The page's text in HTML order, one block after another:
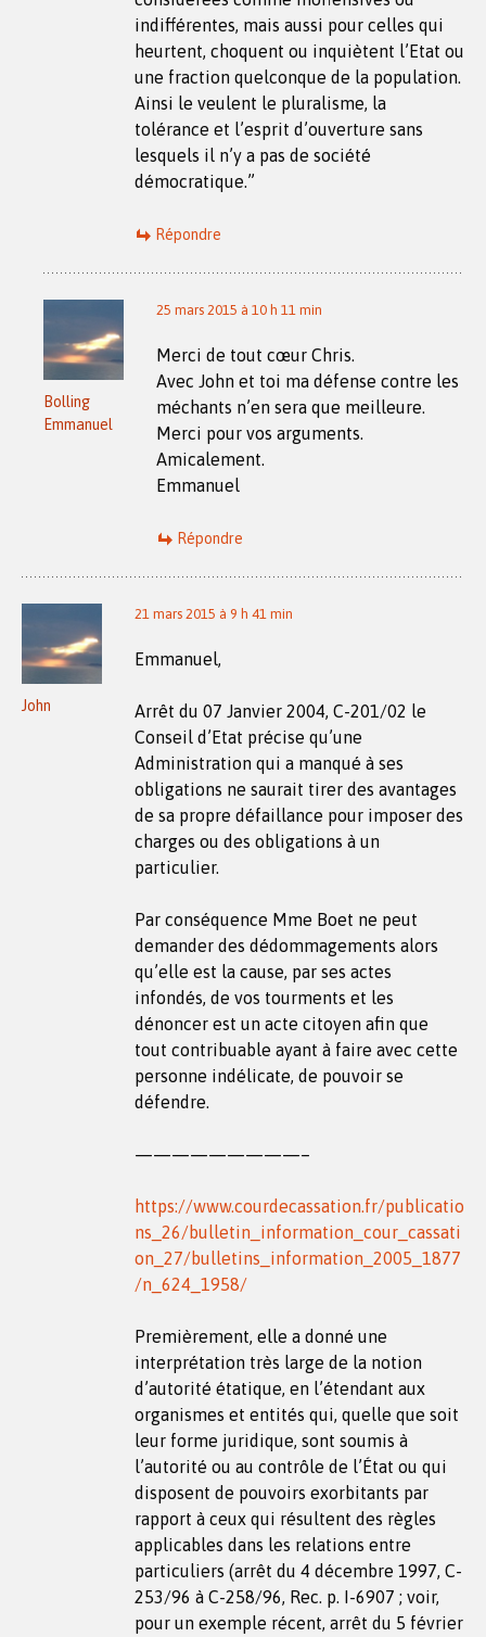
indifférentes, mais aussi pour celles qui
heurtent, choquent ou inquiètent l’Etat ou
une fraction quelconque de la population.
Ainsi le veulent le pluralisme, la
tolérance et l’esprit d’ouverture sans
lesquels il n’y a pas de société
démocratique.”
Répondre
Bolling
Emmanuel
25 mars 2015 à 10 h 11 min
Merci de tout cœur Chris.
Avec John et toi ma défense contre les
méchants n’en sera que meilleure.
Merci pour vos arguments.
Amicalement.
Emmanuel
Répondre
John
21 mars 2015 à 9 h 41 min
Emmanuel,
Arrêt du 07 Janvier 2004, C-201/02 le
Conseil d’Etat précise qu’une
Administration qui a manqué à ses
obligations ne saurait tirer des avantages
de sa propre défaillance pour imposer des
charges ou des obligations à un
particulier.
Par conséquence Mme Boet ne peut
demander des dédommagements alors
qu’elle est la cause, par ses actes
infondés, de vos tourments et les
dénoncer est un acte citoyen afin que
tout contribuable ayant à faire avec cette
personne indélicate, de pouvoir se
défendre.
—————————–
https://www.courdecassation.fr/publicatio
ns_26/bulletin_information_cour_cassati
on_27/bulletins_information_2005_1877
/n_624_1958/
Premièrement, elle a donné une
interprétation très large de la notion
d’autorité étatique, en l’étendant aux
organismes et entités qui, quelle que soit
leur forme juridique, sont soumis à
l’autorité ou au contrôle de l’État ou qui
disposent de pouvoirs exorbitants par
rapport à ceux qui résultent des règles
applicables dans les relations entre
particuliers (arrêt du 4 décembre 1997, C-
253/96 à C-258/96, Rec. p. I-6907 ; voir,
pour un exemple récent, arrêt du 5 février